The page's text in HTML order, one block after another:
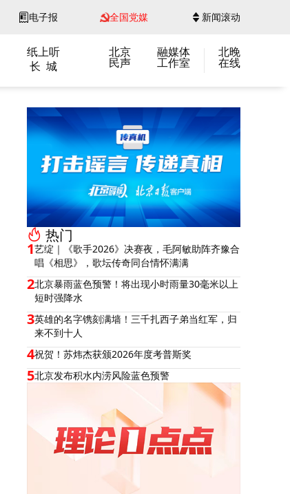
电子报 全国党媒 新闻滚动
纸上听
长 城
北京
民声
融媒体
工作室
北晚
在线
热门
1艺绽｜《歌手2026》决赛夜，毛阿敏助阵齐豫合
唱《相思》，歌坛传奇同台情怀满满
2北京暴雨蓝色预警！将出现小时雨量30毫米以上
短时强降水
3英雄的名字镌刻满墙！三千扎西子弟当红军，归
来不到十人
4祝贺！苏炜杰获颁2026年度考普斯奖
5北京发布积水内涝风险蓝色预警